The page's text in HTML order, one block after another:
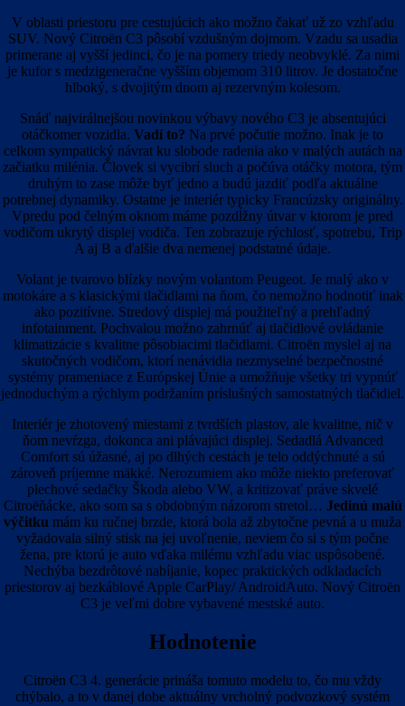
V oblasti priestoru pre cestujúcich ako možno čakať už zo vzhľadu
SUV. Nový Citroën C3 pôsobí vzdušným dojmom. Vzadu sa usadia
primerane aj vyšší jedinci, čo je na pomery triedy neobvyklé. Za nimi
je kufor s medzigeneračne vyšším objemom 310 litrov. Je dostatočne
hlboký, s dvojitým dnom aj rezervným kolesom.
Snáď najvirálnejšou novinkou výbavy nového C3 je absentujúci
otáčkomer vozidla. Vadí to? Na prvé počutie možno. Inak je to
celkom sympatický návrat ku slobode radenia ako v malých autách na
začiatku milénia. Človek si vycibrí sluch a počúva otáčky motora, tým
druhým to zase môže byť jedno a budú jazdiť podľa aktuálne
potrebnej dynamiky. Ostatne je interiér typicky Francúzsky originálny.
Vpredu pod čelným oknom máme pozdĺžny útvar v ktorom je pred
vodičom ukrytý displej vodiča. Ten zobrazuje rýchlosť, spotrebu, Trip
A aj B a ďalšie dva nemenej podstatné údaje.
Volant je tvarovo blízky novým volantom Peugeot. Je malý ako v
motokáre a s klasickými tlačidlami na ňom, čo nemožno hodnotiť inak
ako pozitívne. Stredový displej má použiteľný a prehľadný
infotainment. Pochvalou možno zahrnúť aj tlačidlové ovládanie
klimatizácie s kvalitne pôsobiacimi tlačidlami. Citroën myslel aj na
skutočných vodičom, ktorí nenávidia nezmyselné bezpečnostné
systémy prameniace z Európskej Únie a umožňuje všetky tri vypnúť
jednoduchým a rýchlym podržaním príslušných samostatných tlačidiel.
Interiér je zhotovený miestami z tvrdších plastov, ale kvalitne, nič v
ňom nevŕzga, dokonca ani plávajúci displej. Sedadlá Advanced
Comfort sú úžasné, aj po dlhých cestách je telo oddýchnuté a sú
zároveň príjemne mäkké. Nerozumiem ako môže niekto preferovať
plechové sedačky Škoda alebo VW, a kritizovať práve skvelé
Citroëňácke, ako som sa s obdobným názorom stretol… Jedinú malú
výčitku mám ku ručnej brzde, ktorá bola až zbytočne pevná a u muža
vyžadovala silný stisk na jej uvoľnenie, neviem čo si s tým počne
žena, pre ktorú je auto vďaka milému vzhľadu viac uspôsobené.
Nechýba bezdrôtové nabíjanie, kopec praktických odkladacích
priestorov aj bezkáblové Apple CarPlay/ AndroidAuto. Nový Citroën
C3 je veľmi dobre vybavené mestské auto.
Hodnotenie
Citroën C3 4. generácie prináša tomuto modelu to, čo mu vždy
chýbalo, a to v danej dobe aktuálny vrcholný podvozkový systém